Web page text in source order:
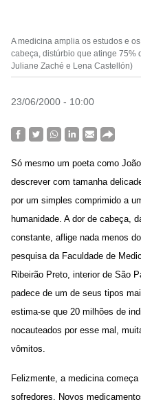
A medicina amplia os estudos e
cabeça, distúrbio que atinge 75%
Juliane Zaché e Lena Castellón)
23/06/2000 - 10:00
Só mesmo um poeta como
descrever com tamanha
por um simples comprimido a
humanidade. A dor de cabeça,
constante, aflige nada menos
pesquisa da Faculdade de
Ribeirão Preto, interior de São
padece de um de seus tipos
estima-se que 20 milhões de
nocauteados por esse mal,
vômitos.
Felizmente, a medicina
sofredores. Novos